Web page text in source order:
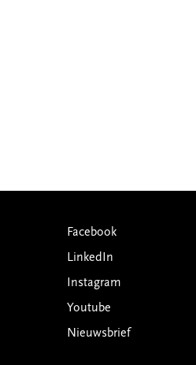
Facebook
LinkedIn
Instagram
Youtube
Nieuwsbrief